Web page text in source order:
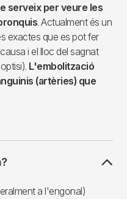
serveix per veure les
. Actualment és un
exactes que es pot fer
i el lloc del sagnat
L'embolització
(artèries) que
a l'engonal)